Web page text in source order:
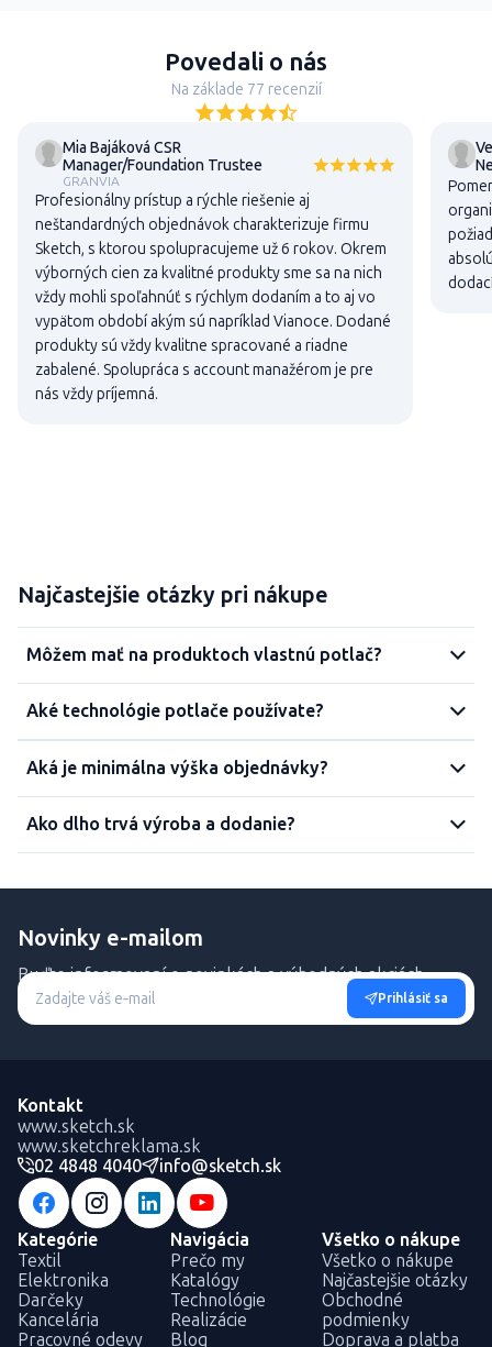
Povedali o nás
Na základe 77 recenzií
Mia Bajáková CSR
Manager/Foundation Trustee
GRANVIA
Profesionálny prístup a rýchle riešenie aj
neštandardných objednávok charakterizuje firmu
Sketch, s ktorou spolupracujeme už 6 rokov. Okrem
výborných cien za kvalitné produkty sme sa na nich
vždy mohli spoľahnúť s rýchlym dodaním a to aj vo
vypätom období akým sú napríklad Vianoce. Dodané
produkty sú vždy kvalitne spracované a riadne
zabalené. Spolupráca s account manažérom je pre
nás vždy príjemná.
Najčastejšie otázky pri nákupe
Môžem mať na produktoch vlastnú potlač?
Aké technológie potlače používate?
Aká je minimálna výška objednávky?
Ako dlho trvá výroba a dodanie?
Novinky e-mailom
Buďte informovaní o novinkách a výhodných akciách.
Prihlásiť sa
Kontakt
www.sketch.sk
www.sketchreklama.sk
02 4848 4040
info@sketch.sk
Kategórie
Textil
Elektronika
Darčeky
Kancelária
Pracovné odevy
Navigácia
Prečo my
Katalógy
Technológie
Realizácie
Blog
Všetko o nákupe
Všetko o nákupe
Najčastejšie otázky
Obchodné
podmienky
Doprava a platba